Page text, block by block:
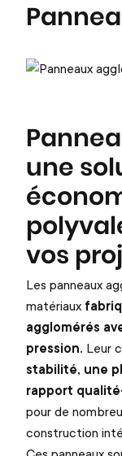
une
vos
Les panneaux
matériaux
agglomérés
pression. Leur
stabilité, une
rapport
pour de
construction